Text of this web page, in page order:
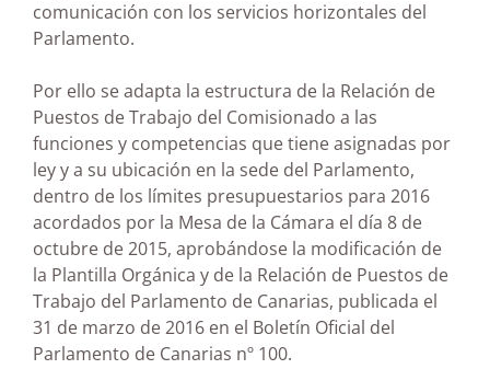
comunicación con los servicios horizontales del
Parlamento.
Por ello se adapta la estructura de la Relación de
Puestos de Trabajo del Comisionado a las
funciones y competencias que tiene asignadas por
ley y a su ubicación en la sede del Parlamento,
dentro de los límites presupuestarios para 2016
acordados por la Mesa de la Cámara el día 8 de
octubre de 2015, aprobándose la modificación de
la Plantilla Orgánica y de la Relación de Puestos de
Trabajo del Parlamento de Canarias, publicada el
31 de marzo de 2016 en el Boletín Oficial del
Parlamento de Canarias nº 100.